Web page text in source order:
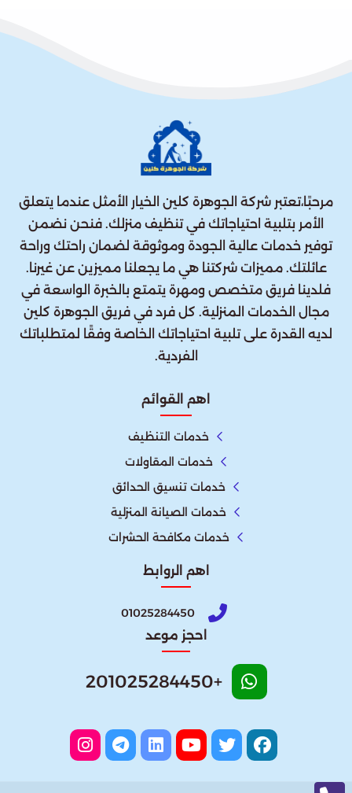
مرحبًا،تعتبر شركة الجوهرة كلين الخيار الأمثل عندما يتعلق
الأمر بتلبية احتياجاتك في تنظيف منزلك. فنحن نضمن
توفير خدمات عالية الجودة وموثوقة لضمان راحتك وراحة
عائلتك. مميزات شركتنا هي ما يجعلنا مميزين عن غيرنا.
فلدينا فريق متخصص ومهرة يتمتع بالخبرة الواسعة في
مجال الخدمات المنزلية. كل فرد في فريق الجوهرة كلين
لديه القدرة على تلبية احتياجاتك الخاصة وفقًا لمتطلباتك
الفردية.
اهم القوائم
خدمات التنظيف
خدمات المقاولات
خدمات تنسيق الحدائق
خدمات الصيانة المنزلية
خدمات مكافحة الحشرات
اهم الروابط
01025284450
احجز موعد
+201025284450